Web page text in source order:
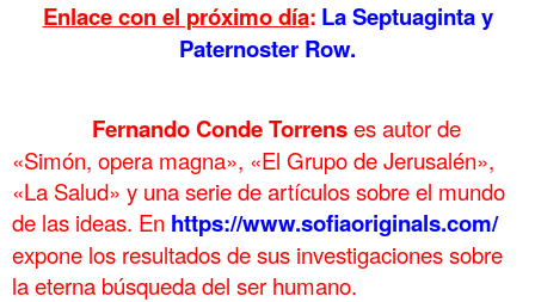
Enlace con el próximo día: La Septuaginta y
Paternoster Row.
Fernando Conde Torrenses autor de
«Simón, opera magna», «El Grupo de Jerusalén»,
«La Salud» y una serie de artículos sobre el mundo
de las ideas. En https://www.sofiaoriginals.com/
expone los resultados de sus investigaciones sobre
la eterna búsqueda del ser humano.